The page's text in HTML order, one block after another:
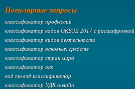
Популярные запросы
классификатор профессий
классификатор кодов ОКВЭД 2017 с расшифровкой
классификатор видов деятельности
классификатор основных средств
классификатор стран мира
классификатор окп
код тн вэд классификатор
классификатор УДК онлайн